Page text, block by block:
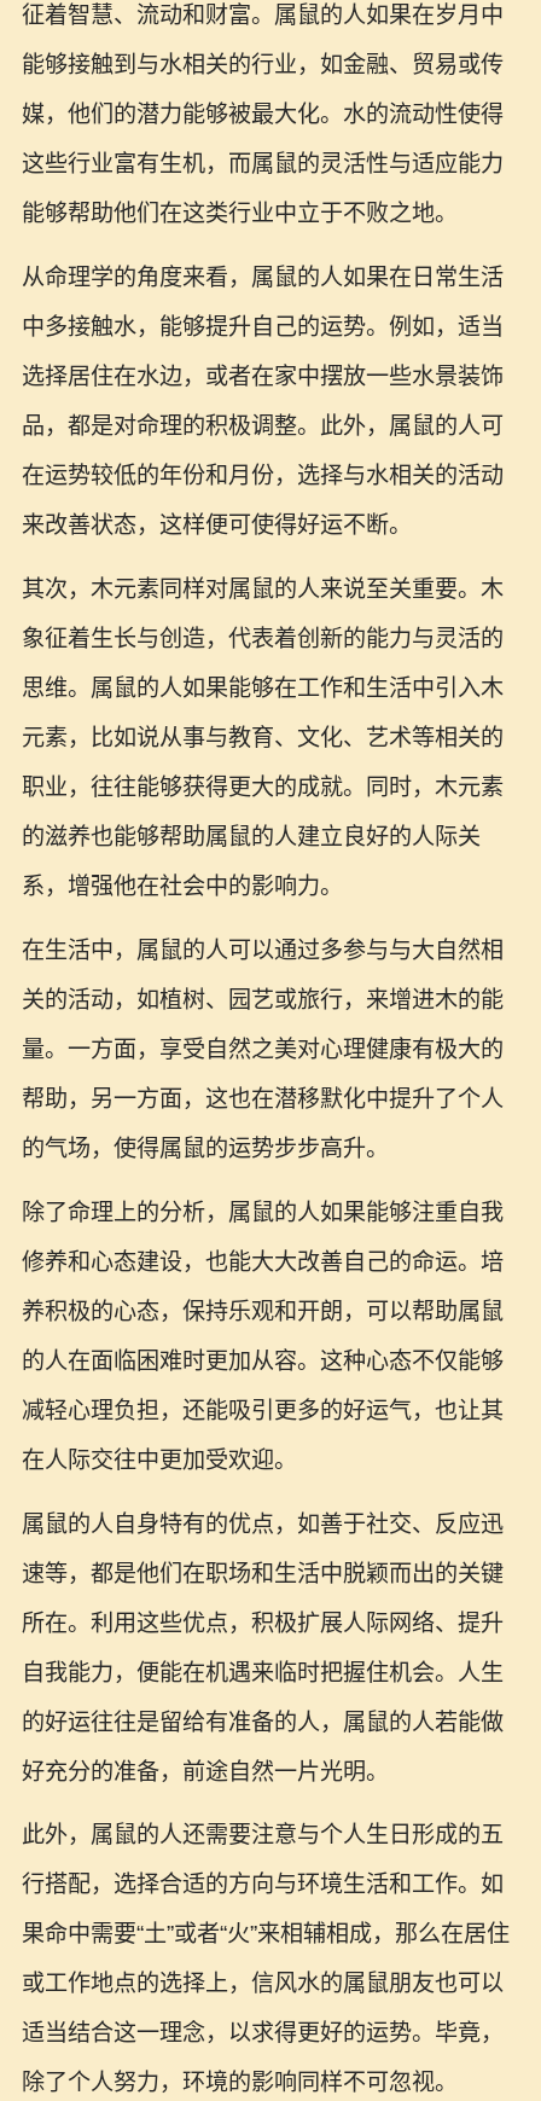
征着智慧、流动和财富。属鼠的人如果在岁月中
能够接触到与水相关的行业，如金融、贸易或传
媒，他们的潜力能够被最大化。水的流动性使得
这些行业富有生机，而属鼠的灵活性与适应能力
能够帮助他们在这类行业中立于不败之地。
从命理学的角度来看，属鼠的人如果在日常生活
中多接触水，能够提升自己的运势。例如，适当
选择居住在水边，或者在家中摆放一些水景装饰
品，都是对命理的积极调整。此外，属鼠的人可
在运势较低的年份和月份，选择与水相关的活动
来改善状态，这样便可使得好运不断。
其次，木元素同样对属鼠的人来说至关重要。木
象征着生长与创造，代表着创新的能力与灵活的
思维。属鼠的人如果能够在工作和生活中引入木
元素，比如说从事与教育、文化、艺术等相关的
职业，往往能够获得更大的成就。同时，木元素
的滋养也能够帮助属鼠的人建立良好的人际关
系，增强他在社会中的影响力。
在生活中，属鼠的人可以通过多参与与大自然相
关的活动，如植树、园艺或旅行，来增进木的能
量。一方面，享受自然之美对心理健康有极大的
帮助，另一方面，这也在潜移默化中提升了个人
的气场，使得属鼠的运势步步高升。
除了命理上的分析，属鼠的人如果能够注重自我
修养和心态建设，也能大大改善自己的命运。培
养积极的心态，保持乐观和开朗，可以帮助属鼠
的人在面临困难时更加从容。这种心态不仅能够
减轻心理负担，还能吸引更多的好运气，也让其
在人际交往中更加受欢迎。
属鼠的人自身特有的优点，如善于社交、反应迅
速等，都是他们在职场和生活中脱颖而出的关键
所在。利用这些优点，积极扩展人际网络、提升
自我能力，便能在机遇来临时把握住机会。人生
的好运往往是留给有准备的人，属鼠的人若能做
好充分的准备，前途自然一片光明。
此外，属鼠的人还需要注意与个人生日形成的五
行搭配，选择合适的方向与环境生活和工作。如
果命中需要“土”或者“火”来相辅相成，那么在居住
或工作地点的选择上，信风水的属鼠朋友也可以
适当结合这一理念，以求得更好的运势。毕竟，
除了个人努力，环境的影响同样不可忽视。